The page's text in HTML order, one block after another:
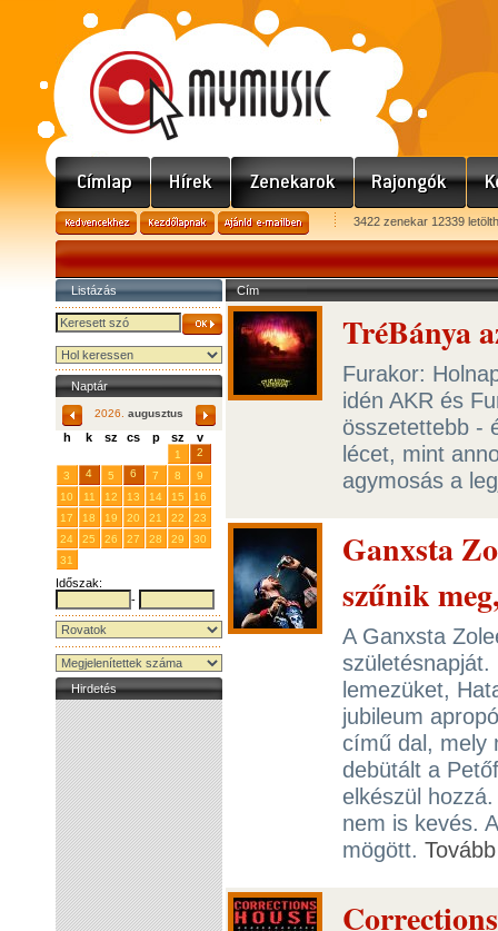
3422 zenekar 12339
Listázás
Naptár
2026. augusztus
h k sz cs p sz v
1
2
3
4 5 6 7 8
9
10
11 12 13 14 15
16
17
18 19 20 21 22
23
24
25 26 27 28 29
30
31
Időszak:
-
Hirdetés
Cím
TréBánya
Furakor:
idén AKR és
összetettebb -
lécet, mint
agymosás a
Ganxsta
szűnik
A Ganxsta
lemezüket,
jubileum
című dal, mely
debütált a
elkészül
nem is kevés.
mögött. Tovább